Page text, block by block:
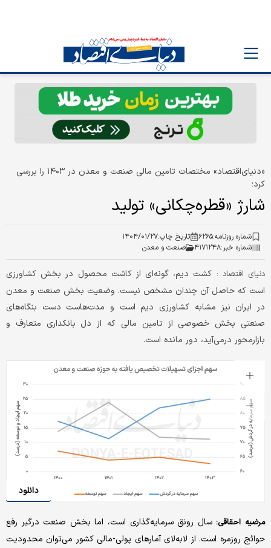
«دنیای‌اقتصاد» مختصات تامین مالی صنعت و معدن در ۱۴۰۳ را بررسی
کرد؛
شارژ «قطره‌چکانی» تولید
شماره روزنامه:۶۲۶۵ تاریخ چاپ:۱۴۰۴/۰۱/۲۷
شماره خبر:۴۱۷۱۲۴۸ صنعت و معدن
دنیای اقتصاد : کشت دیم، گونه‌ای از کاشت محصول در بخش کشاورزی
است که حاصل آن چندان مشخص نیست. وضعیت بخش صنعت و معدن
در ایران نیز مشابه کشاورزی دیم است و مدت‌هاست دست بنگاه‌های
صنعتی بخش خصوصی از تامین مالی که از دل بانکداری متعارف و
بازارمحور درمی‌آید، دور مانده است.
دانلود
مرضیه احقاقی:سال رونق سرمایه‌گذاری است، اما بخش صنعت درگیر رفع
حوائج روزمره است. از لابه‌لای آمارهای پولی-مالی کشور می‌‌‌توان محدودیت